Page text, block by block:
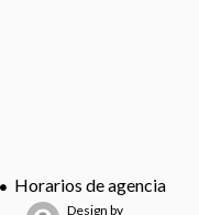
Horarios de agencia
Design by